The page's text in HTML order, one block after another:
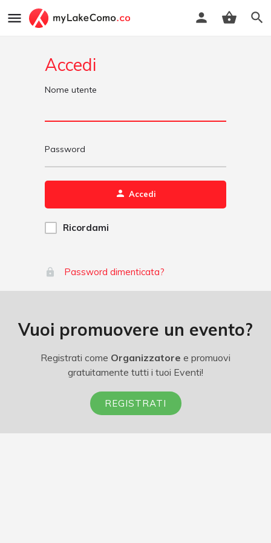
Accedi
Nome utente
Password
Accedi
Ricordami
Password dimenticata?
Vuoi promuovere un evento?
Registrati come Organizzatore e promuovi
gratuitamente tutti i tuoi Eventi!
REGISTRATI